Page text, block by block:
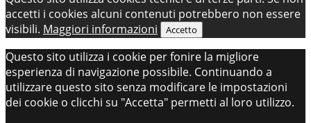
accetti i cookies alcuni contenuti potrebbero non essere
visibili. Maggiori informazioni Accetto
Questo sito utilizza i cookie per fonire la migliore
esperienza di navigazione possibile. Continuando a
utilizzare questo sito senza modificare le impostazioni
dei cookie o clicchi su "Accetta" permetti al loro utilizzo.